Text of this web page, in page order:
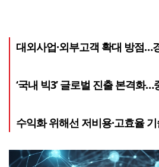
대외사업·외부고객 확대 방점…
‘국내 빅3’ 글로벌 진출 본격화
수익화 위해선 저비용·고효율